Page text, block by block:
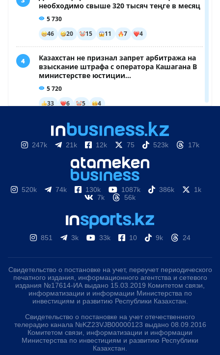
247k 21k 12k 75 523k 17k
520k 74k 130k 1087k 386k
1k
7k
56k
851 3k 33k 10 9k 24
Свидетельство о постановке на учет, переучет периодического
печатного издания, информационного агентства и сетевого
издания №17614-ИА выдано 15.03.2019 Комитетом связи,
информатизации и информации Министерства по
инвестициям и развитию Республики Казахстан.
Свидетельство о постановке на учет отечественного
телерадио канала №KZ23VJB00000123 выдано 08.09.2016
Комитетом связи, информатизации и информации
Министерства по инвестициям и развитию Республики
Казахстан.